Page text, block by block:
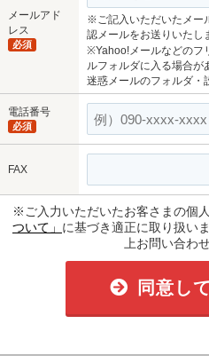
メールアド
レス
必須
※ご記入いただいたメー
認メールをお送りいたし
※Yahoo!メールなどのフ
ルフォルダに入る場合が
迷惑メールのフォルダ・
電話番号
必須
FAX
※ご入力いただいたお客さまの個人
ついて」 に基づき適正に取り扱い
上お問い合わ
同意し